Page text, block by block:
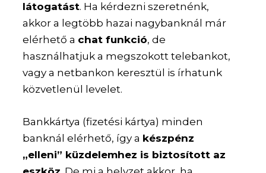
látogatást. Ha kérdezni szeretnénk,
akkor a legtöbb hazai nagybanknál már
elérhető a chat funkció, de
használhatjuk a megszokott telebankot,
vagy a netbankon keresztül is írhatunk
közvetlenül levelet.
Bankkártya (fizetési kártya) minden
banknál elérhető, így a készpénz
„elleni” küzdelemhez is biztosított az